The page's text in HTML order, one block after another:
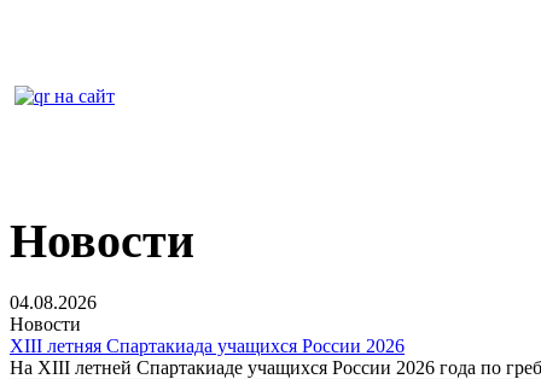
Новости
04.08.2026
Новости
XIII летняя Спартакиада учащихся России 2026
На XIII летней Спартакиаде учащихся России 2026 года по